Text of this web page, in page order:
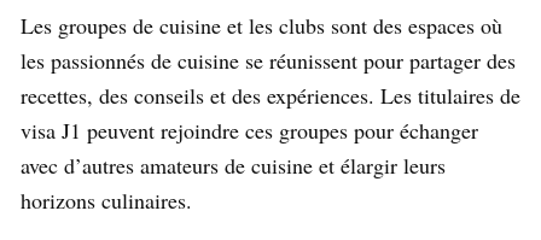
Les groupes de cuisine et les clubs sont des espaces où
les passionnés de cuisine se réunissent pour partager des
recettes, des conseils et des expériences. Les titulaires de
visa J1 peuvent rejoindre ces groupes pour échanger
avec d’autres amateurs de cuisine et élargir leurs
horizons culinaires.